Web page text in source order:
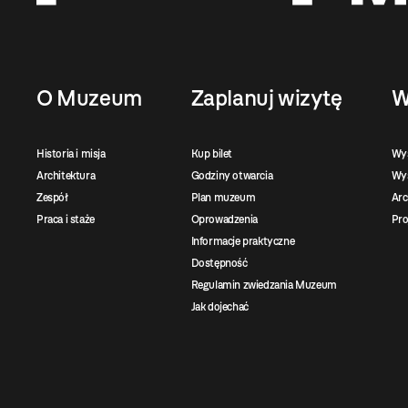
O Muzeum
Historia i misja
Architektura
Zespół
Praca i staże
Zaplanuj wizytę
Kup bilet
Godziny otwarcia
Plan muzeum
Oprowadzenia
Informacje praktyczne
Dostępność
Regulamin zwiedzania Muzeum
Jak dojechać